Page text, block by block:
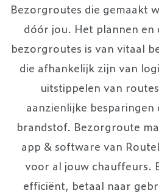
Bezorgroutes die gemaakt
dóór jou. Het plannen en
bezorgroutes is van vitaal
die afhankelijk zijn van
uitstippelen van
aanzienlijke
brandstof. Bezorgroute
app & software van
voor al jouw chauffeurs.
efficiënt, betaal naar